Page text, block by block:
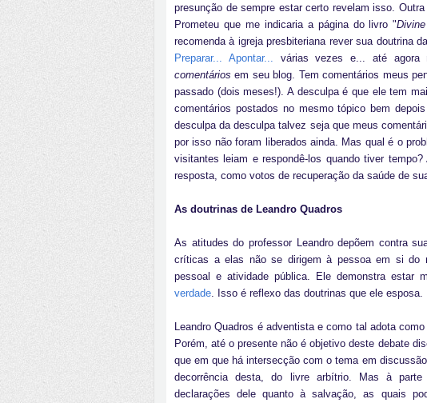
presunção de sempre estar certo revelam isso.
Prometeu que me indicaria a página do livro "
recomenda à igreja presbiteriana rever sua doutrina
Preparar... Apontar...
várias vezes e... até agora
comentários em seu blog. Tem comentários meus
passado (dois meses!). A desculpa é que ele tem
comentários postados no mesmo tópico bem
desculpa da desculpa talvez seja que meus
por isso não foram liberados ainda. Mas qual é o
visitantes leiam e respondê-los quando tiver
resposta, como votos de recuperação da saúde de
As doutrinas de Leandro Quadros
As atitudes do professor Leandro depõem contra
críticas a elas não se dirigem à pessoa em si
pessoal e atividade pública. Ele demonstra estar
verdade . Isso é reflexo das doutrinas que ele esposa.
Leandro Quadros é adventista e como tal adota
Porém, até o presente não é objetivo deste debate
que em que há intersecção com o tema em
decorrência desta, do livre arbítrio. Mas à parte
declarações dele quanto à salvação, as quais